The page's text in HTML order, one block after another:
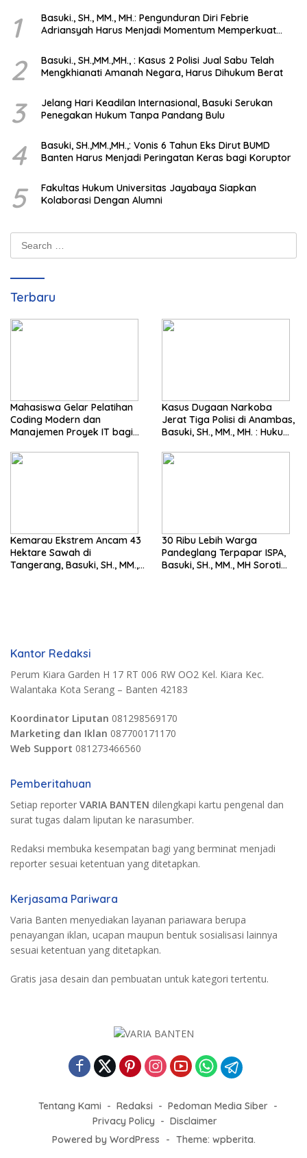
1
Basuki., SH., MM., MH.: Pengunduran Diri Febrie
Adriansyah Harus Menjadi Momentum Memperkuat
2
Basuki., SH.,MM.,MH., : Kasus 2 Polisi Jual Sabu Telah
Mengkhianati Amanah Negara, Harus Dihukum Berat
3
Jelang Hari Keadilan Internasional, Basuki Serukan
Penegakan Hukum Tanpa Pandang Bulu
4
Basuki, SH.,MM.,MH.,: Vonis 6 Tahun Eks Dirut BUMD
Banten Harus Menjadi Peringatan Keras bagi Koruptor
5
Fakultas Hukum Universitas Jayabaya Siapkan
Kolaborasi Dengan Alumni
Search
for:
Terbaru
Mahasiswa Gelar Pelatihan
Coding Modern dan
Manajemen Proyek IT bagi
Kasus Dugaan Narkoba
Jerat Tiga Polisi di Anambas,
Basuki, SH., MM., MH. : Hukum
Kemarau Ekstrem Ancam 43
Hektare Sawah di
Tangerang, Basuki, SH., MM.,
30 Ribu Lebih Warga
Pandeglang Terpapar ISPA,
Basuki, SH., MM., MH Soroti
Kantor Redaksi
Perum Kiara Garden H 17 RT 006 RW OO2 Kel. Kiara Kec.
Walantaka Kota Serang – Banten 42183
Koordinator Liputan 081298569170
Marketing dan Iklan 087700171170
Web Support 081273466560
Pemberitahuan
Setiap reporter VARIA BANTEN dilengkapi kartu pengenal dan
surat tugas dalam liputan ke narasumber.
Redaksi membuka kesempatan bagi yang berminat menjadi
reporter sesuai ketentuan yang ditetapkan.
Kerjasama Pariwara
Varia Banten menyediakan layanan pariawara berupa
penayangan iklan, ucapan maupun bentuk sosialisasi lainnya
sesuai ketentuan yang ditetapkan.
Gratis jasa desain dan pembuatan untuk kategori tertentu.
Tentang Kami Redaksi
Pedoman Media Siber
Privacy Policy
Disclaimer
Powered by WordPress
- Theme: wpberita.